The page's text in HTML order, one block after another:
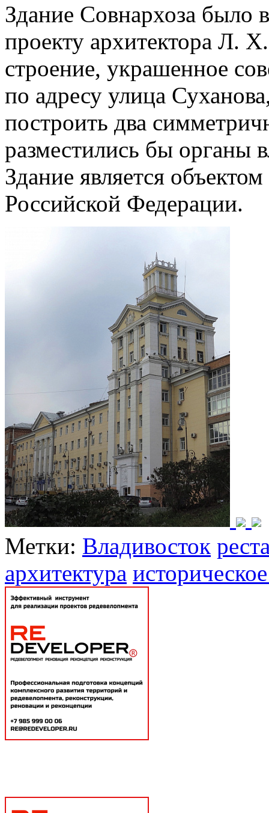
Здание Совнархоза было
проекту архитектора Л.
строение, украшенное
по адресу улица
построить два
разместились бы органы
Здание является
Российской Федерации.
Метки: Владивосток
архитектура